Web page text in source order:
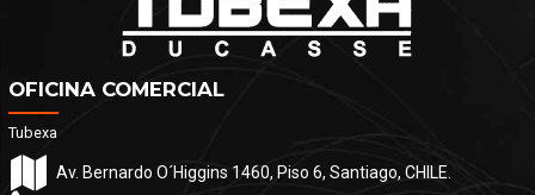
OFICINA COMERCIAL
Tubexa
Av. Bernardo O´Higgins 1460, Piso 6, Santiago, CHILE.